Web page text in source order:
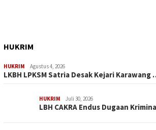
HUKRIM
HUKRIM Agustus 4, 2026
LKBH LPKSM Satria Desak Kejari Karawang
HUKRIM Juli 30, 2026
LBH CAKRA Endus Dugaan